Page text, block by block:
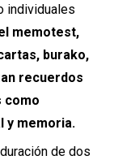
individuales
memotest,
burako,
recuerdos
como
y memoria.
de dos